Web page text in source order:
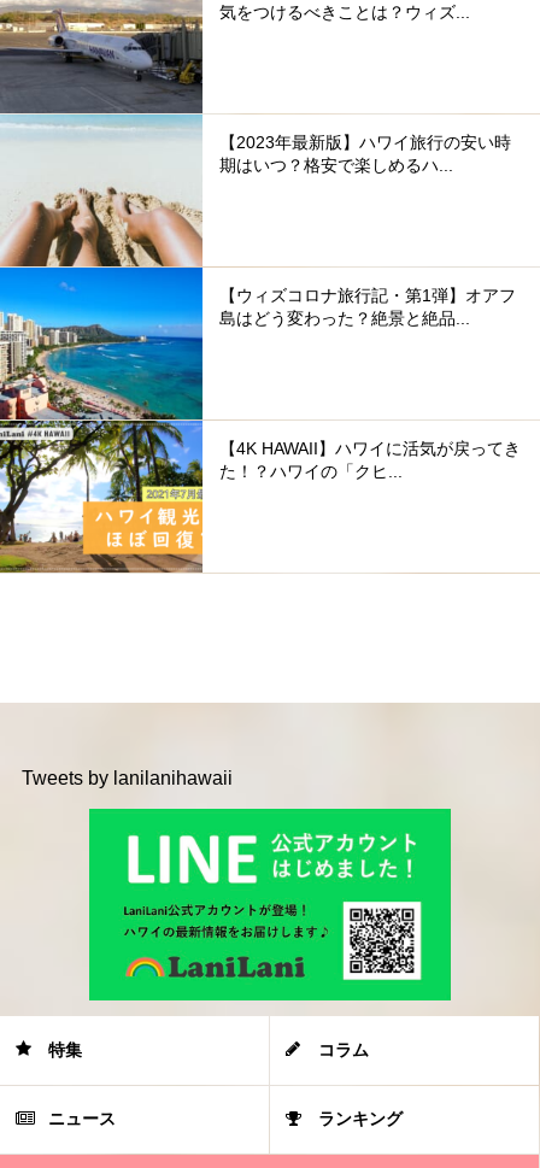
気をつけるべきことは？ウィズ...
【2023年最新版】ハワイ旅行の安い時
期はいつ？格安で楽しめるハ...
【ウィズコロナ旅行記・第1弾】オアフ
島はどう変わった？絶景と絶品...
【4K HAWAII】ハワイに活気が戻ってき
た！？ハワイの「クヒ...
Tweets by lanilanihawaii
特集 コラム
ニュース ランキング